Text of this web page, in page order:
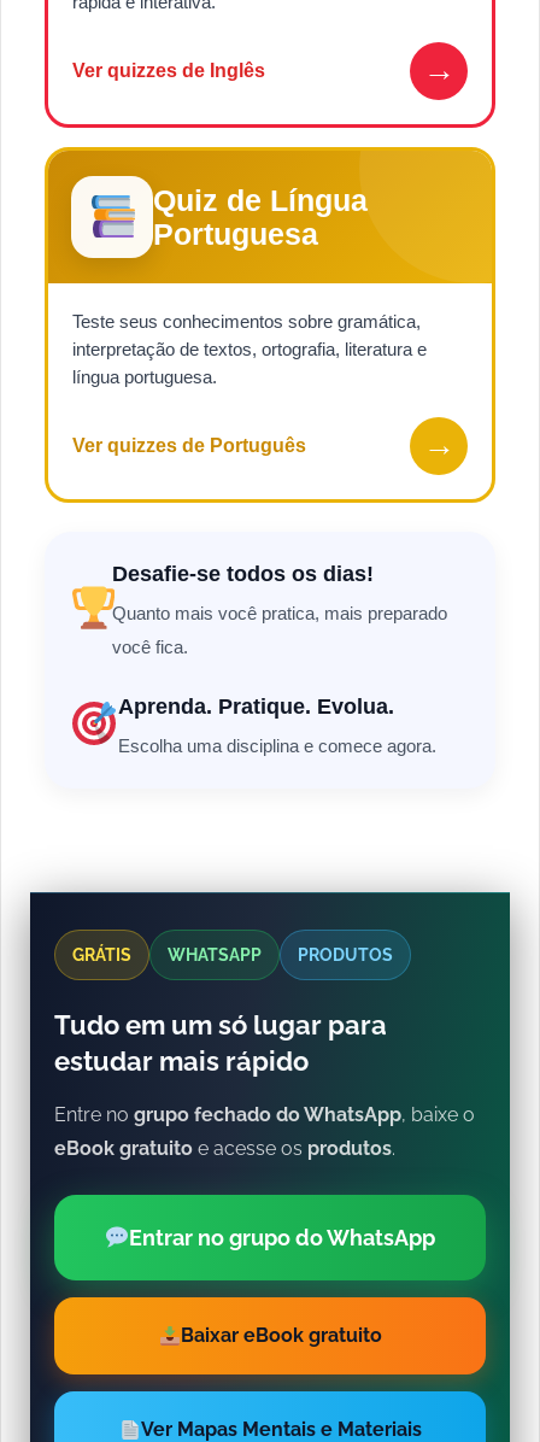
Ver quizzes de Inglês →
Quiz de Língua
Portuguesa
Teste seus conhecimentos sobre gramática,
interpretação de textos, ortografia, literatura e
língua portuguesa.
Ver quizzes de Português →
Desafie-se todos os dias!
Quanto mais você pratica, mais preparado
você fica.
Aprenda. Pratique. Evolua.
Escolha uma disciplina e comece agora.
GRÁTIS WHATSAPP PRODUTOS
Tudo em um só lugar para
estudar mais rápido
Entre no grupo fechado do WhatsApp, baixe o
eBook gratuito e acesse os produtos.
Entrar no grupo do WhatsApp
Baixar eBook gratuito
Ver Mapas Mentais e Materiais